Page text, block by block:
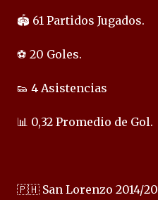
🏟️ 61 Partidos Jugados.
⚽ 20 Goles.
👟 4 Asistencias
📊 0,32 Promedio de Gol.
🇵🇭 San Lorenzo 2014/20